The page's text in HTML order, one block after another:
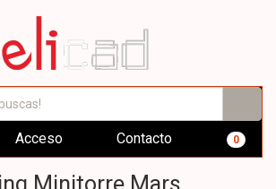
Acceso Contacto 0